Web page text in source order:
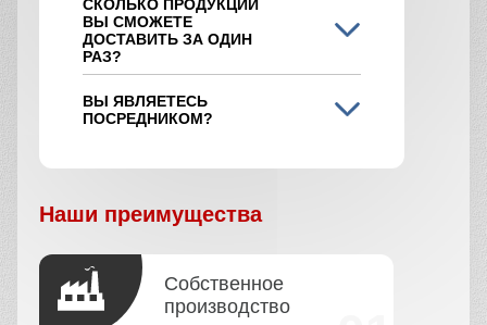
СКОЛЬКО ПРОДУКЦИИ
ВЫ СМОЖЕТЕ
ДОСТАВИТЬ ЗА ОДИН
РАЗ?
ВЫ ЯВЛЯЕТЕСЬ
ПОСРЕДНИКОМ?
Наши преимущества
Собственное
производство